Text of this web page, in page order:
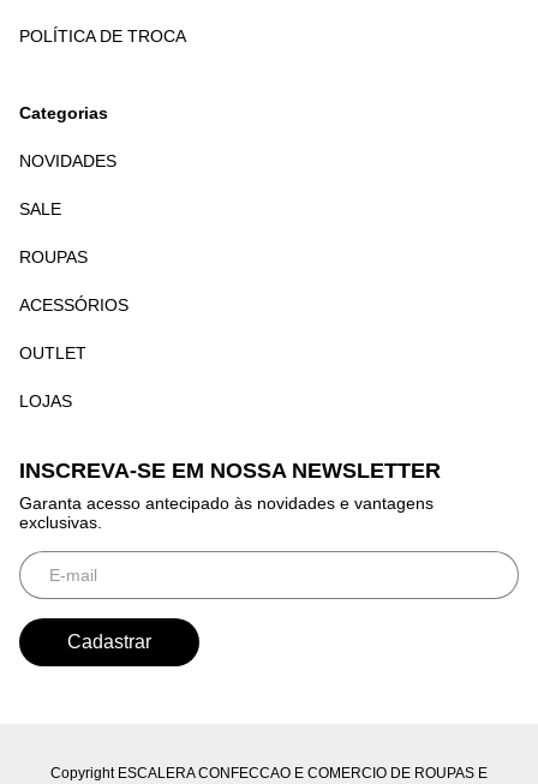
POLÍTICA DE TROCA
Categorias
NOVIDADES
SALE
ROUPAS
ACESSÓRIOS
OUTLET
LOJAS
INSCREVA-SE EM NOSSA NEWSLETTER
Garanta acesso antecipado às novidades e vantagens
exclusivas.
Copyright ESCALERA CONFECCAO E COMERCIO DE ROUPAS E